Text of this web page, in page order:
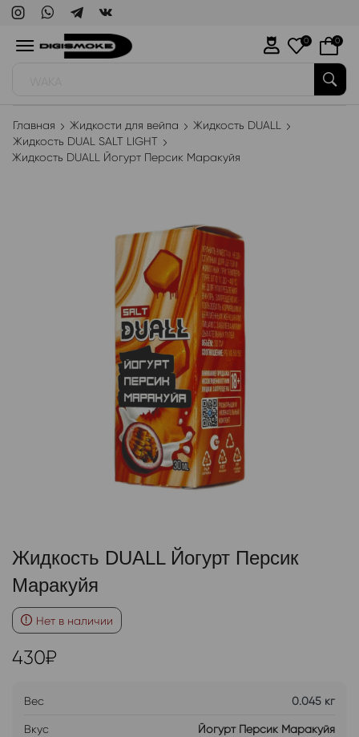
0 0
Главная Жидкости для вейпа
Жидкость DUALL
Жидкость DUAL SALT LIGHT
Жидкость DUALL Йогурт Персик Маракуйя
Жидкость DUALL Йогурт Персик
Маракуйя
Нет в наличии
430₽
Вес 0.045 кг
Вкус Йогурт Персик Маракуйя